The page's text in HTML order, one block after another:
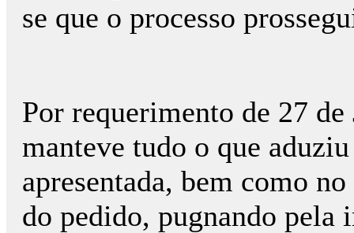
se que o processo
Por requerimento de 27
manteve tudo o que
apresentada, bem como
do pedido, pugnando pela